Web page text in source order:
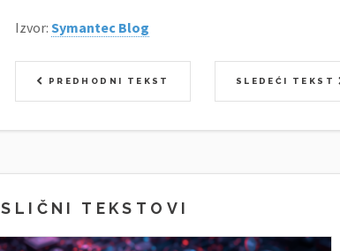
Izvor: Symantec Blog
PREDHODNI TEKST SLEDEĆI TEKST
SLIČNI TEKSTOVI